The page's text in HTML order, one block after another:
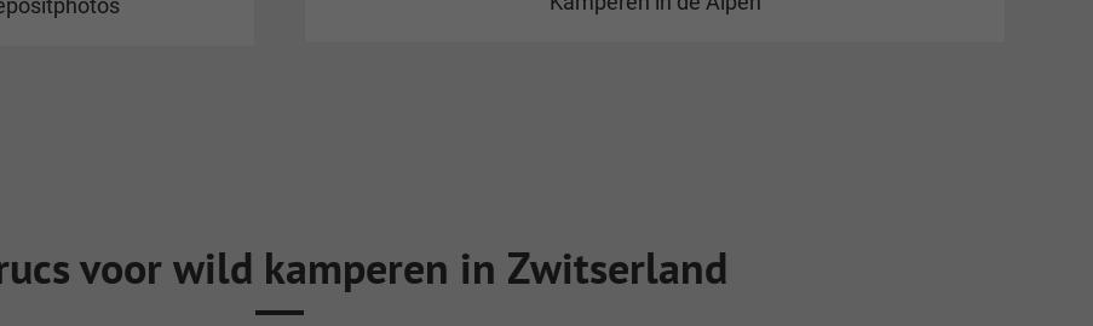
voor wild kamperen in Zwitserland